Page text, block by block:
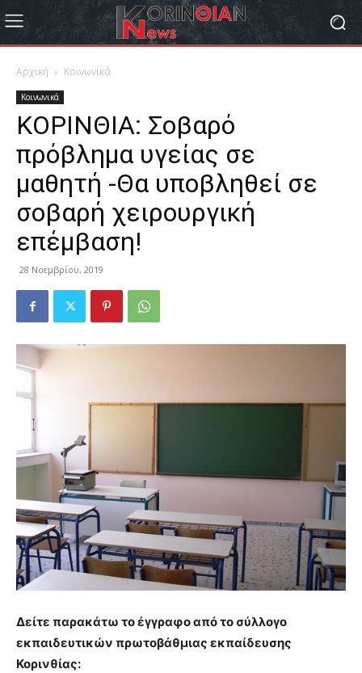
Αρχική Κοινωνικά
Κοινωνικά
ΚΟΡΙΝΘΙΑ: Σοβαρό
πρόβλημα υγείας σε
μαθητή -Θα υποβληθεί σε
σοβαρή χειρουργική
επέμβαση!
28 Νοεμβρίου, 2019
Δείτε παρακάτω το έγγραφο από το σύλλογο
εκπαιδευτικών πρωτοβάθμιας εκπαίδευσης
Κορινθίας: